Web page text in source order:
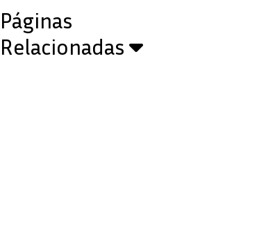
Páginas
Relacionadas